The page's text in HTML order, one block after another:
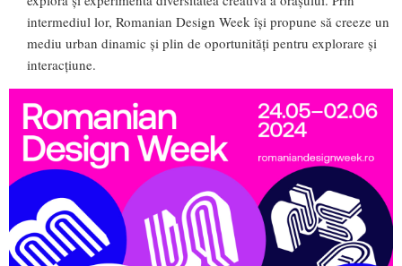
intermediul lor, Romanian Design Week își propune să creeze un
mediu urban dinamic și plin de oportunități pentru explorare și
interacțiune.